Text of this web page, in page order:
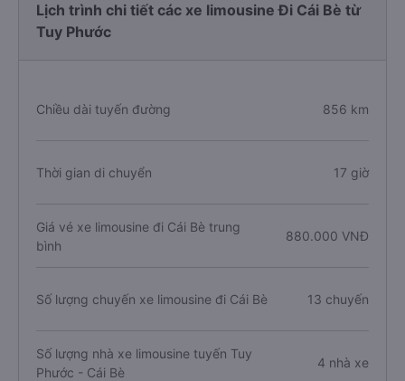
Lịch trình chi tiết các xe limousine Đi Cái Bè từ
Tuy Phước
Chiều dài tuyến đường 856 km
Thời gian di chuyển 17 giờ
Giá vé xe limousine đi Cái Bè trung
bình
880.000 VNĐ
Số lượng chuyến xe limousine đi Cái Bè 13 chuyến
Số lượng nhà xe limousine tuyến Tuy
Phước - Cái Bè
4 nhà xe